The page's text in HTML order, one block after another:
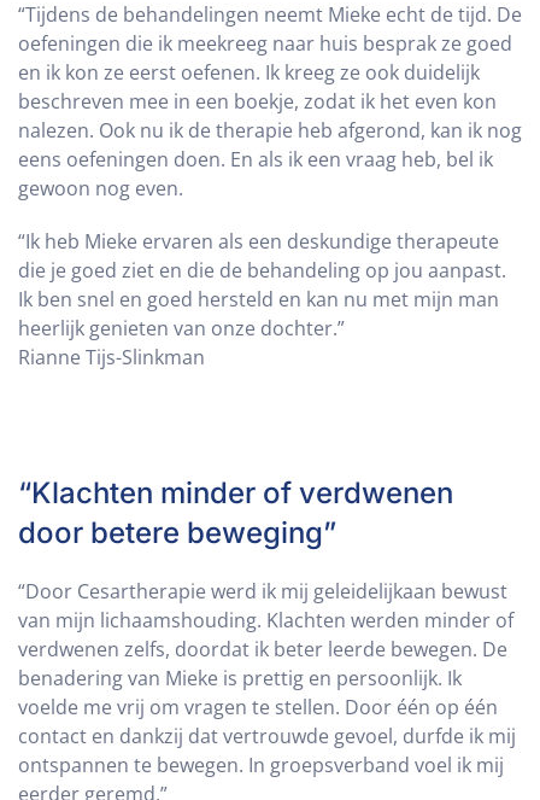
“Tijdens de behandelingen neemt Mieke echt de tijd. De
oefeningen die ik meekreeg naar huis besprak ze goed
en ik kon ze eerst oefenen. Ik kreeg ze ook duidelijk
beschreven mee in een boekje, zodat ik het even kon
nalezen. Ook nu ik de therapie heb afgerond, kan ik nog
eens oefeningen doen. En als ik een vraag heb, bel ik
gewoon nog even.
“Ik heb Mieke ervaren als een deskundige therapeute
die je goed ziet en die de behandeling op jou aanpast.
Ik ben snel en goed hersteld en kan nu met mijn man
heerlijk genieten van onze dochter.”
Rianne Tijs-Slinkman
“Klachten minder of verdwenen
door betere beweging”
“Door Cesartherapie werd ik mij geleidelijkaan bewust
van mijn lichaamshouding. Klachten werden minder of
verdwenen zelfs, doordat ik beter leerde bewegen. De
benadering van Mieke is prettig en persoonlijk. Ik
voelde me vrij om vragen te stellen. Door één op één
contact en dankzij dat vertrouwde gevoel, durfde ik mij
ontspannen te bewegen. In groepsverband voel ik mij
eerder geremd.”